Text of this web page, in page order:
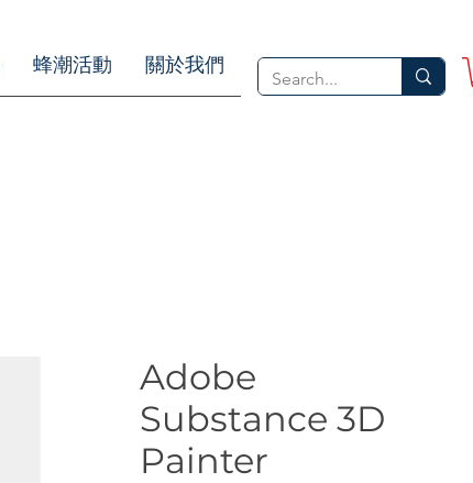
蜂潮活動 關於我們
Adobe
Substance 3D
Painter